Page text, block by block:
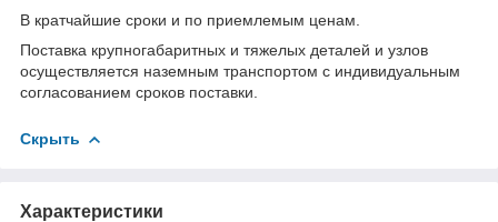
В кратчайшие сроки и по приемлемым ценам.
Поставка крупногабаритных и тяжелых деталей и узлов
осуществляется наземным транспортом с индивидуальным
согласованием сроков поставки.
Скрыть
Характеристики